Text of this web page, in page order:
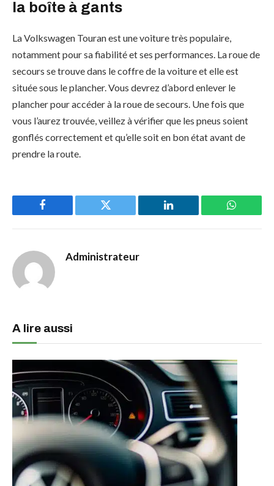
la boîte à gants
La Volkswagen Touran est une voiture très populaire,
notamment pour sa fiabilité et ses performances. La roue de
secours se trouve dans le coffre de la voiture et elle est
située sous le plancher. Vous devrez d’abord enlever le
plancher pour accéder à la roue de secours. Une fois que
vous l’aurez trouvée, veillez à vérifier que les pneus soient
gonflés correctement et qu’elle soit en bon état avant de
prendre la route.
Facebook Twitter LinkedIn
Administrateur
A lire aussi